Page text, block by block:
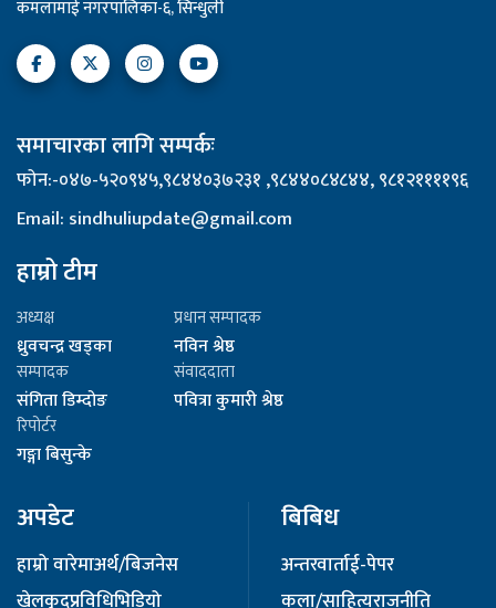
कमलामाई नगरपालिका-६, सिन्धुली
समाचारका लागि सम्पर्कः
फोन:-०४७-५२०९४५,९८४४०३७२३१ ,९८४४०८४८४४, ९८१२११११९६
Email: sindhuliupdate@gmail.com
हाम्रो टीम
अध्यक्ष
ध्रुवचन्द्र खड्का
प्रधान सम्पादक
नविन श्रेष्ठ
सम्पादक
संगिता डिम्दोङ
संवाददाता
पवित्रा कुमारी श्रेष्ठ
रिपोर्टर
गङ्गा बिसुन्के
अपडेट
हाम्रो वारेमाअर्थ/बिजनेस
खेलकुदप्रविधिभिडियो
बिबिध
अन्तरवार्ताई-पेपर
कला/साहित्यराजनीति